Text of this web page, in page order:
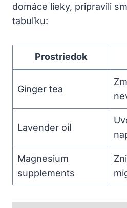
domáce lieky, pripravili
tabuľku:
Prostriedok
Ginger tea
Lavender oil
Magnesium
supplements